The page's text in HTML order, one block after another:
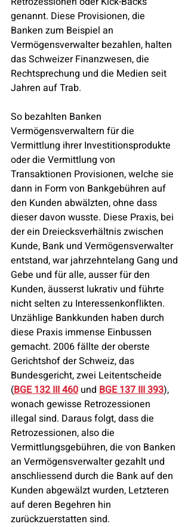
genannt. Diese Provisionen, die
Banken zum Beispiel an
Vermögensverwalter bezahlen, halten
das Schweizer Finanzwesen, die
Rechtsprechung und die Medien seit
Jahren auf Trab.
So bezahlten Banken
Vermögensverwaltern für die
Vermittlung ihrer Investitionsprodukte
oder die Vermittlung von
Transaktionen Provisionen, welche sie
dann in Form von Bankgebühren auf
den Kunden abwälzten, ohne dass
dieser davon wusste. Diese Praxis, bei
der ein Dreiecksverhältnis zwischen
Kunde, Bank und Vermögensverwalter
entstand, war jahrzehntelang Gang und
Gebe und für alle, ausser für den
Kunden, äusserst lukrativ und führte
nicht selten zu Interessenkonflikten.
Unzählige Bankkunden haben durch
diese Praxis immense Einbussen
gemacht. 2006 fällte der oberste
Gerichtshof der Schweiz, das
Bundesgericht, zwei Leitentscheide
(BGE 132 III 460 und BGE 137 III 393),
wonach gewisse Retrozessionen
illegal sind. Daraus folgt, dass die
Retrozessionen, also die
Vermittlungsgebühren, die von Banken
an Vermögensverwalter gezahlt und
anschliessend durch die Bank auf den
Kunden abgewälzt wurden, Letzteren
auf deren Begehren hin
zurückzuerstatten sind.